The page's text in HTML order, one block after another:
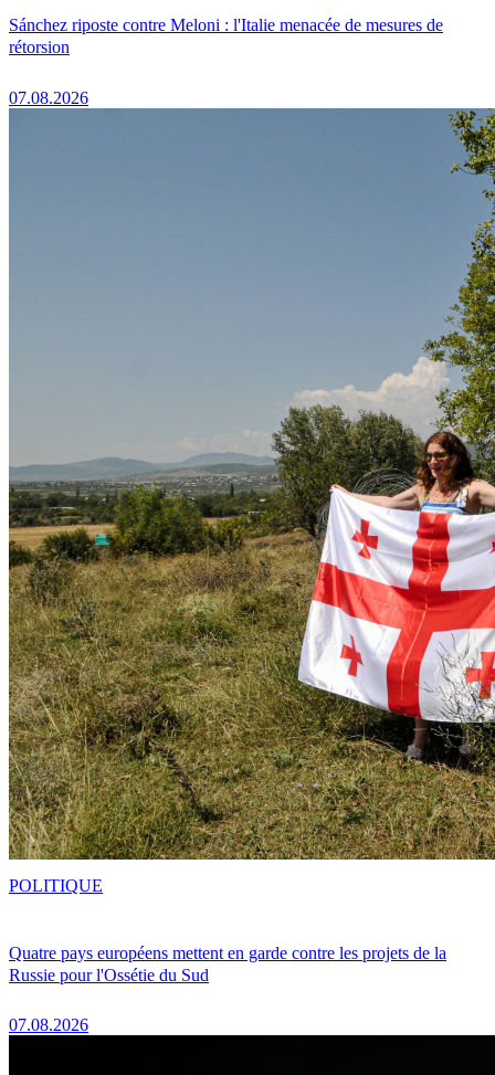
Sánchez riposte contre Meloni : l'Italie menacée de mesures de
rétorsion
07.08.2026
Quatre pays européens mettent en garde contre les projets de la
Russie pour l'Ossétie du Sud
07.08.2026
POLITIQUE